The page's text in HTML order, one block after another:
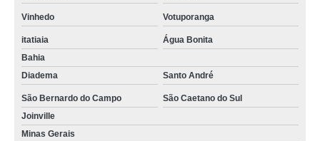
Vinhedo Votuporanga
itatiaia
Água Bonita
Bahia
Diadema
Santo André
São Bernardo do Campo
São Caetano do Sul
Joinville
Minas Gerais